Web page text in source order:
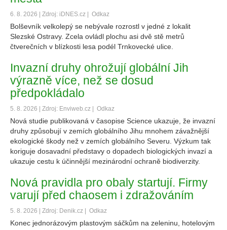
6. 8. 2026 | Zdroj: iDNES.cz | Odkaz
Bolševník velkolepý se nebývale rozrostl v jedné z lokalit
Slezské Ostravy. Zcela ovládl plochu asi dvě stě metrů
čtverečních v blízkosti lesa podél Trnkovecké ulice.
Invazní druhy ohrožují globální Jih
výrazně více, než se dosud
předpokládalo
5. 8. 2026 | Zdroj: Enviweb.cz | Odkaz
Nová studie publikovaná v časopise Science ukazuje, že invazní
druhy způsobují v zemích globálního Jihu mnohem závažnější
ekologické škody než v zemích globálního Severu. Výzkum tak
koriguje dosavadní představy o dopadech biologických invazí a
ukazuje cestu k účinnější mezinárodní ochraně biodiverzity.
Nová pravidla pro obaly startují. Firmy
varují před chaosem i zdražováním
5. 8. 2026 | Zdroj: Denik.cz | Odkaz
Konec jednorázovým plastovým sáčkům na zeleninu, hotelovým